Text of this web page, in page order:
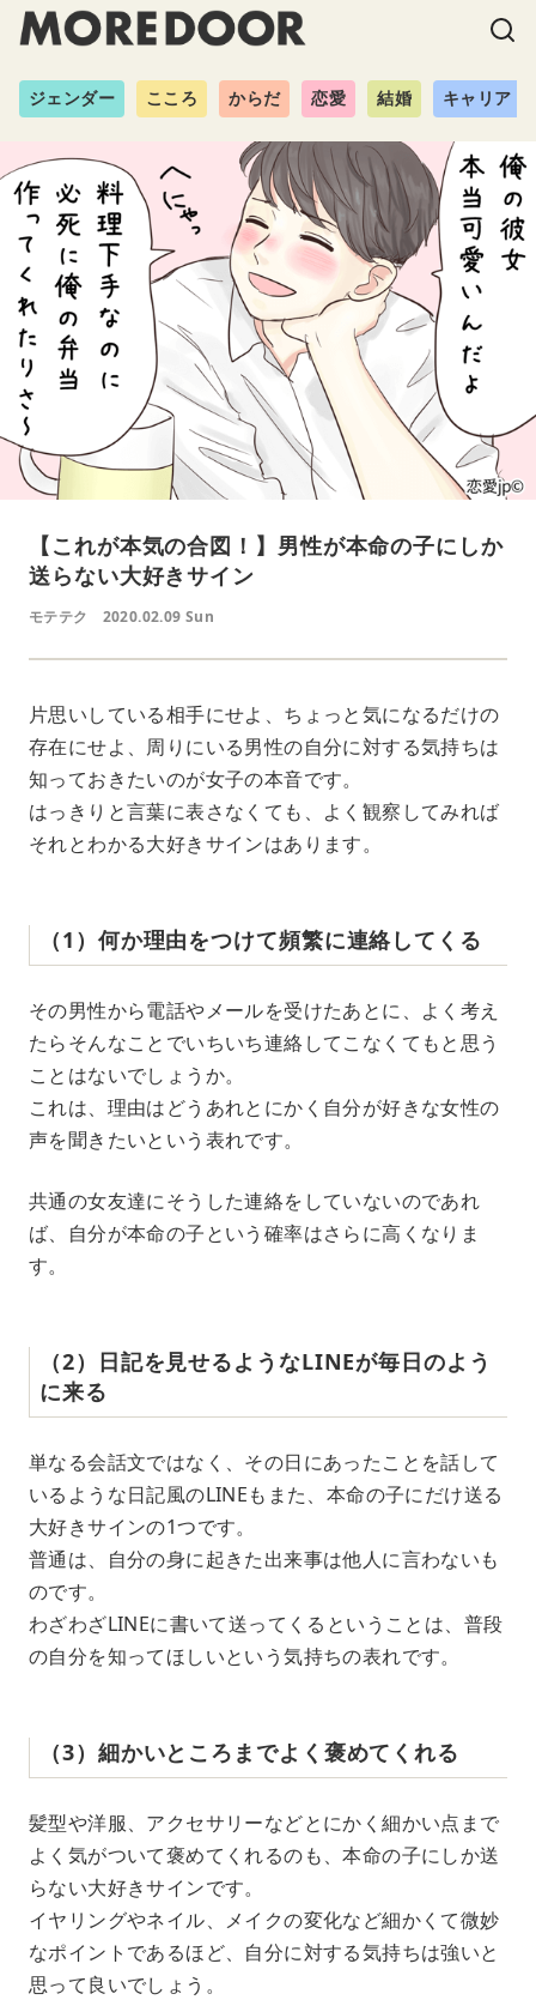
ジェンダー こころ からだ 恋愛 結婚 キャリア
【これが本気の合図！】男性が本命の子にしか
送らない大好きサイン
モテテク 2020.02.09 Sun
片思いしている相手にせよ、ちょっと気になるだけの
存在にせよ、周りにいる男性の自分に対する気持ちは
知っておきたいのが女子の本音です。
はっきりと言葉に表さなくても、よく観察してみれば
それとわかる大好きサインはあります。
（1）何か理由をつけて頻繁に連絡してくる
その男性から電話やメールを受けたあとに、よく考え
たらそんなことでいちいち連絡してこなくてもと思う
ことはないでしょうか。
これは、理由はどうあれとにかく自分が好きな女性の
声を聞きたいという表れです。
共通の女友達にそうした連絡をしていないのであれ
ば、自分が本命の子という確率はさらに高くなりま
す。
（2）日記を見せるようなLINEが毎日のよう
に来る
単なる会話文ではなく、その日にあったことを話して
いるような日記風のLINEもまた、本命の子にだけ送る
大好きサインの1つです。
普通は、自分の身に起きた出来事は他人に言わないも
のです。
わざわざLINEに書いて送ってくるということは、普段
の自分を知ってほしいという気持ちの表れです。
（3）細かいところまでよく褒めてくれる
髪型や洋服、アクセサリーなどとにかく細かい点まで
よく気がついて褒めてくれるのも、本命の子にしか送
らない大好きサインです。
イヤリングやネイル、メイクの変化など細かくて微妙
なポイントであるほど、自分に対する気持ちは強いと
思って良いでしょう。